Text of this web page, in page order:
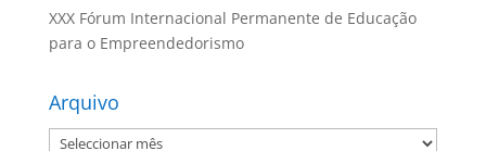
XXX Fórum Internacional Permanente de Educação
para o Empreendedorismo
Arquivo
Arquivo